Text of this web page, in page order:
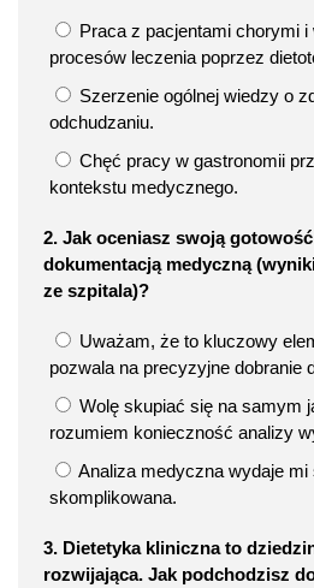
Praca z pacjentami chorymi i
procesów leczenia poprzez
Szerzenie ogólnej wiedzy o
odchudzaniu.
Chęć pracy w gastronomii
kontekstu medycznego.
2. Jak oceniasz swoją
dokumentacją medyczną
ze szpitala)?
Uważam, że to kluczowy
pozwala na precyzyjne dobranie
Wolę skupiać się na samym
rozumiem konieczność analizy
Analiza medyczna wydaje mi
skomplikowana.
3. Dietetyka kliniczna to
rozwijająca. Jak podchodzisz